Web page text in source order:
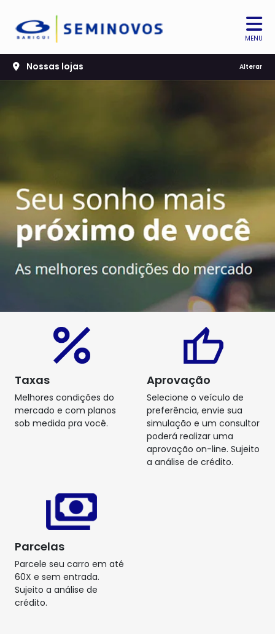
MENU
Nossas lojas Alterar
Taxas
Melhores condições do
mercado e com planos
sob medida pra você.
Aprovação
Selecione o veículo de
preferência, envie sua
simulação e um consultor
poderá realizar uma
aprovação on-line. Sujeito
a análise de crédito.
Parcelas
Parcele seu carro em até
60X e sem entrada.
Sujeito a análise de
crédito.